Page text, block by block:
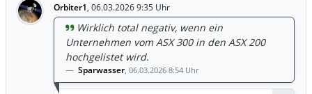
Orbiter1, 06.03.2026 9:35 Uhr
Wirklich total negativ, wenn ein
Unternehmen vom ASX 300 in den ASX 200
hochgelistet wird.
Sparwasser, 06.03.2026 8:54 Uhr